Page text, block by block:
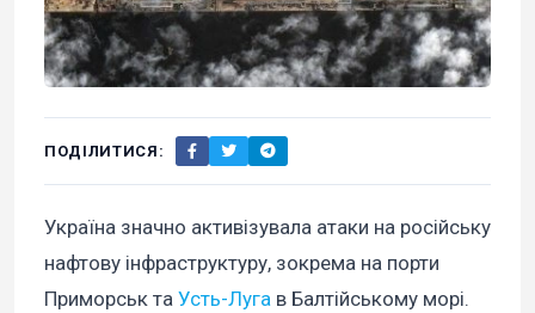
ПОДІЛИТИСЯ:
Україна значно активізувала атаки на російську
нафтову інфраструктуру, зокрема на порти
Приморськ та Усть-Луга в Балтійському морі.